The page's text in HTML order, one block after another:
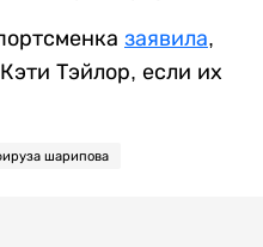
заявила,
Тэйлор, если их
шарипова